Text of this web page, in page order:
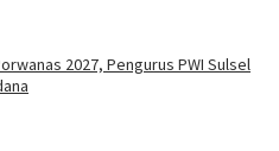
2027, Pengurus PWI Sulsel